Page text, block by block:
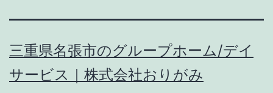
三重県名張市のグループホーム/デイ
サービス｜株式会社おりがみ